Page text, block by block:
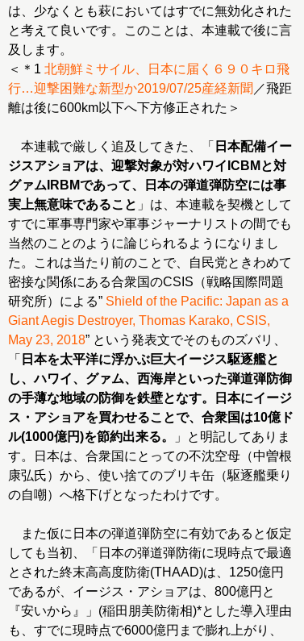
は、少なくとも萩においてはすでに無効化された
と考えて良いです。このことは、本連載で後に言
及します。
＜＊1 北朝鮮ミサイル、日本に届く６９０キロ飛
行…迎撃困難な新型か2019/07/25産経新聞 ／飛距
離は後に600km以下へ下方修正された＞
本連載で厳しく追及してきた、「 日本配備イー
ジスアショアは、迎撃対象が対ハワイICBMと対
グァムIRBMであって、日本の弾道弾防空には事
実上無意味であること 」は、本連載を契機として
すでに軍事専門家や軍事ジャーナリストの間でも
当然のことのように論じられるようになりまし
た。これは当たり前のことで、自民党ときわめて
密接な関係にある合衆国のCSIS（戦略国際問題
研究所）による” Shield of the Pacific: Japan as a
Giant Aegis Destroyer, Thomas Karako, CSIS,
May 23, 2018” という発表文でそのものズバリ、
「 日本を太平洋に浮かぶ巨大イージス駆逐艦と
し、ハワイ、グァム、西海岸といった弾道弾防御
の手薄な地域の防御を鉄壁となす。日本にイージ
ス・アショアを買わせることで、合衆国は10億ド
ル(1000億円)を節約出来る。
」と明記してありま
す。日本は、合衆国にとっての不沈空母（中曽根
康弘氏）から、使い捨てのブリキ缶（駆逐艦乗り
の自嘲）へ格下げとなったわけです。
また仮に日本の弾道弾防空に有効であると仮定
しても当初、「日本の弾道弾防衛に現時点で最適
とされた終末高高度防衛(THAAD)は、1250億円
であるが、イージス・アショアは、800億円と
『安いから』」(稲田朋美防衛相)*とした導入理由
も、すでに現時点で6000億円まで膨れ上がり、